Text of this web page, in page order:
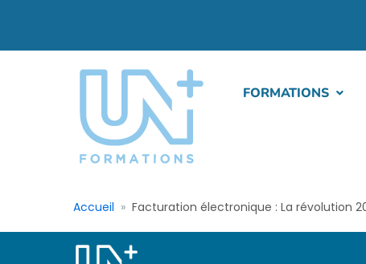
FORMATIONS
Accueil Facturation électronique : La révolution